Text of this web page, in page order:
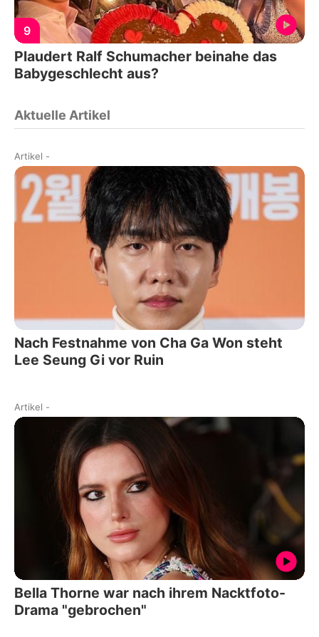
9
Plaudert Ralf Schumacher beinahe das
Babygeschlecht aus?
Aktuelle Artikel
Artikel -
Nach Festnahme von Cha Ga Won steht
Lee Seung Gi vor Ruin
Artikel -
Bella Thorne war nach ihrem Nacktfoto-
Drama "gebrochen"